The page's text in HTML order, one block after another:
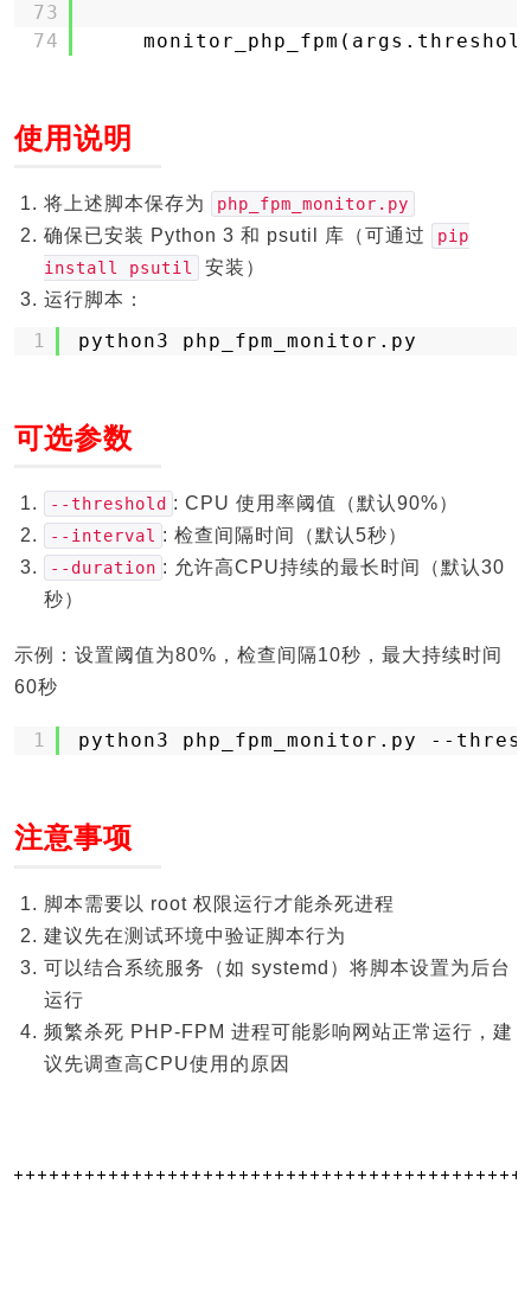
73
74
使用说明
将上述脚本保存为 php_fpm_monitor.py
确保已安装 Python 3 和 psutil 库（可通过
pip
install psutil
安装）
运行脚本：
1 python3 php_fpm_monitor.py
可选参数
--threshold : CPU 使用率阈值（默认90%）
--interval : 检查间隔时间（默认5秒）
--duration : 允许高CPU持续的最长时间（默认30
秒）
示例：设置阈值为80%，检查间隔10秒，最大持续时间
60秒
1 python3 php_fpm_monitor.py --
注意事项
脚本需要以 root 权限运行才能杀死进程
建议先在测试环境中验证脚本行为
可以结合系统服务（如 systemd）将脚本设置为后台
运行
频繁杀死 PHP-FPM 进程可能影响网站正常运行，建
议先调查高CPU使用的原因